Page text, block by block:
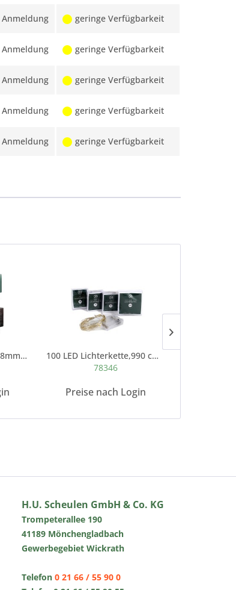
Anmeldung geringe Verfügbarkeit
Anmeldung geringe Verfügbarkeit
Anmeldung geringe Verfügbarkeit
Anmeldung geringe Verfügbarkeit
Anmeldung geringe Verfügbarkeit
Stumpenkerze 100 x 68mm rauhe Oberfläche Marble...
100 LED Lichterkette,990 cm+30 cm,indoor...
78346
Preise nach Login
H.U. Scheulen GmbH & Co. KG
Trompeterallee 190
41189 Mönchengladbach
Gewerbegebiet Wickrath
Telefon 0 21 66 / 55 90 0